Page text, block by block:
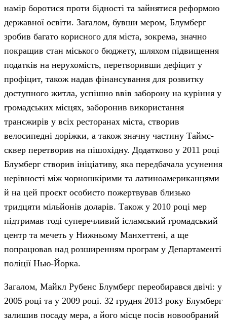
намір боротися проти бідності та зайнятися реформою
державної освіти. Загалом, бувши мером, Блумберг
зробив багато корисного для міста, зокрема, значно
покращив стан міського бюджету, шляхом підвищення
податків на нерухомість, перетворивши дефіцит у
профіцит, також надав фінансування для розвитку
доступного житла, успішно ввів заборону на куріння у
громадських місцях, заборонив використання
трансжирів у всіх ресторанах міста, створив
велосипедні доріжки, а також значну частину Таймс-
сквер перетворив на пішохідну. Додатково у 2011 році
Блумберг створив ініціативу, яка передбачала усунення
нерівності між чорношкірими та латиноамериканцями
й на цей проєкт особисто пожертвував близько
тридцяти мільйонів доларів. Також у 2010 році мер
підтримав тоді суперечливий ісламський громадський
центр та мечеть у Нижньому Манхеттені, а ще
попрацював над розширенням програм у Департаменті
поліції Нью-Йорка.
Загалом, Майкл Рубенс Блумберг переобирався двічі: у
2005 році та у 2009 році. 32 грудня 2013 року Блумберг
залишив посаду мера, а його місце посів новообраний